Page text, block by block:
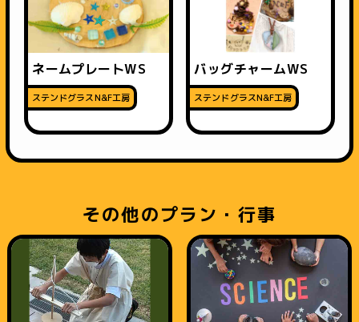
ネームプレートWS
ステンドグラスN&F工房
バッグチャームWS
ステンドグラスN&F工房
その他のプラン・行事